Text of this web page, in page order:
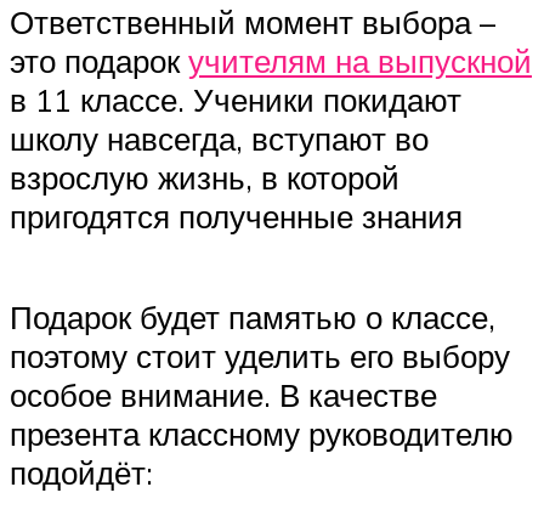
Ответственный момент выбора –
это подарокучителям на выпускной
в 11 классе. Ученики покидают
школу навсегда, вступают во
взрослую жизнь, в которой
пригодятся полученные знания
Подарок будет памятью о классе,
поэтому стоит уделить его выбору
особое внимание. В качестве
презента классному руководителю
подойдёт: